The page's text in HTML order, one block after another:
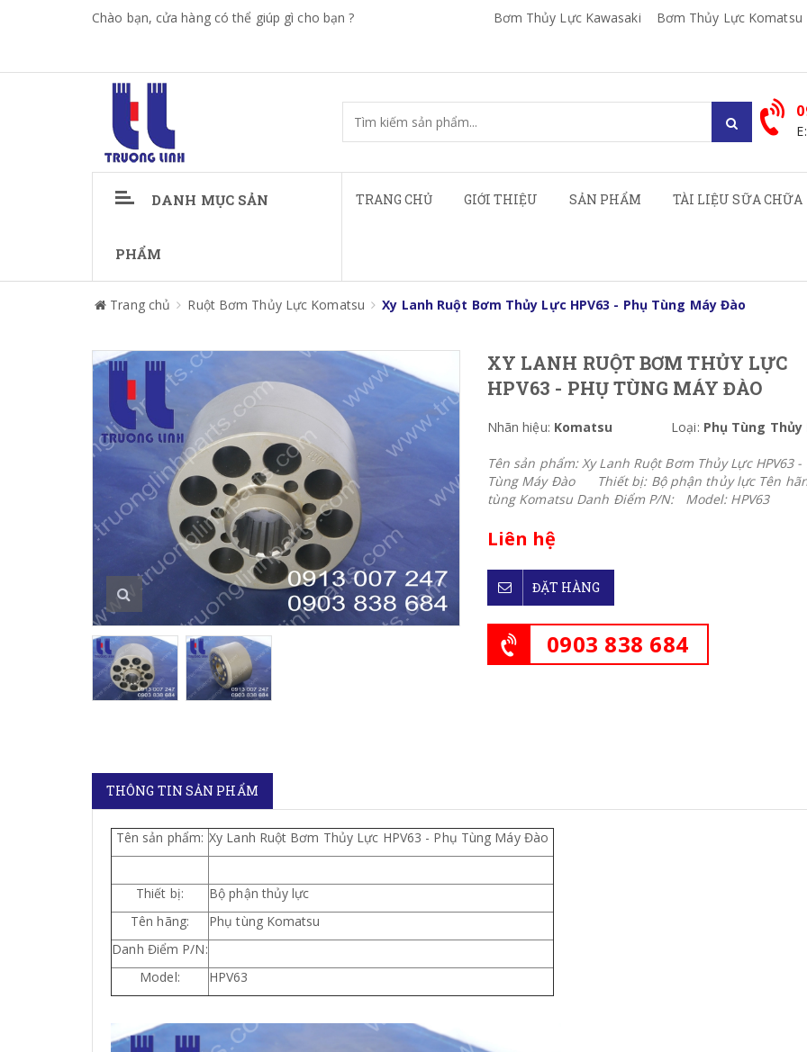
Chào bạn, cửa hàng có thể giúp gì cho bạn ? Bơm Thủy Lực Kawasaki Bơm Thủy Lực Komatsu
DANH MỤC SẢN
PHẨM
TRANG CHỦ GIỚI THIỆU SẢN PHẨM TÀI LIỆU SỮA CHỮA
Trang chủ Ruột Bơm Thủy Lực Komatsu Xy Lanh Ruột Bơm Thủy Lực HPV63 - Phụ Tùng Máy Đào
XY LANH RUỘT BƠM THỦY LỰC
HPV63 - PHỤ TÙNG MÁY ĐÀO
Nhãn hiệu: Komatsu Loại: Phụ Tùng Thủy
Tên sản phẩm: Xy Lanh Ruột Bơm Thủy Lực HPV63 -
Tùng Máy Đào Thiết bị: Bộ phận thủy lực Tên
tùng Komatsu Danh Điểm P/N: Model: HPV63
Liên hệ
ĐẶT HÀNG
0903 838 684
THÔNG TIN SẢN PHẨM
Tên sản phẩm: Xy Lanh Ruột Bơm Thủy Lực HPV63 - Phụ Tùng Máy Đào
Thiết bị:
Bộ phận thủy lực
Tên hãng:
Phụ tùng Komatsu
Danh Điểm P/N:
Model:
HPV63